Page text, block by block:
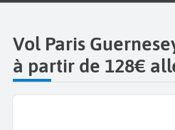
Vol Paris
à partir de 128€